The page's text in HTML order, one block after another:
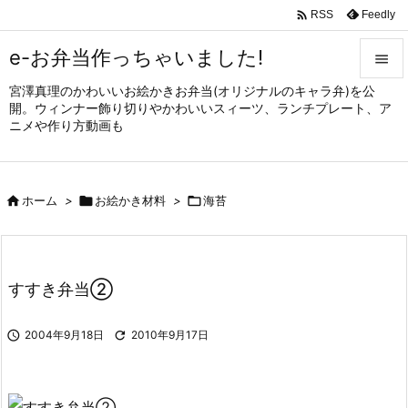
e-お弁当作っちゃいました!
宮澤真理のかわいいお絵かきお弁当(オリジナルのキャラ弁)を公
開。ウィンナー飾り切りやかわいいスィーツ、ランチプレート、ア
ニメや作り方動画も


メニュ
サイド

 RSS Feedly
ホーム > お絵かき材料 > 海苔
すすき弁当②
 2004年9月18日  2010年9月17日